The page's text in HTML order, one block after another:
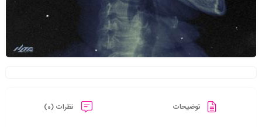
توضیحات نظرات (0)